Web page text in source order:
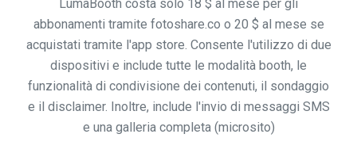
LumaBooth costa solo 18 $ al mese per gli
abbonamenti tramite fotoshare.co o 20 $ al mese se
acquistati tramite l'app store. Consente l'utilizzo di due
dispositivi e include tutte le modalità booth, le
funzionalità di condivisione dei contenuti, il sondaggio
e il disclaimer. Inoltre, include l'invio di messaggi SMS
e una galleria completa (microsito)